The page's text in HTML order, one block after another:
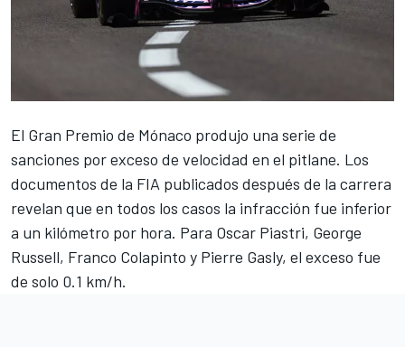
El Gran Premio de Mónaco produjo una serie de
sanciones por exceso de velocidad en el pitlane. Los
documentos de la FIA publicados después de la carrera
revelan que en todos los casos la infracción fue inferior
a un kilómetro por hora. Para Oscar Piastri, George
Russell, Franco Colapinto y Pierre Gasly, el exceso fue
de solo 0.1 km/h.